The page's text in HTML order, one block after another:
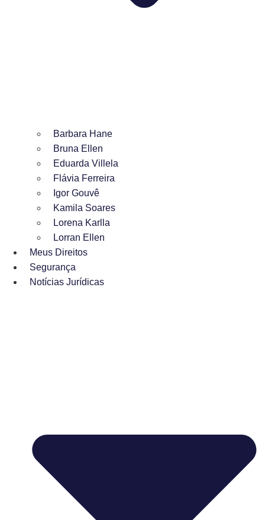
Barbara Hane
Bruna Ellen
Eduarda Villela
Flávia Ferreira
Igor Gouvê
Kamila Soares
Lorena Karlla
Lorran Ellen
Meus Direitos
Segurança
Notícias Jurídicas